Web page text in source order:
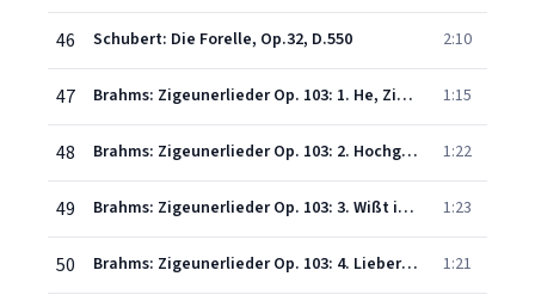
46 Schubert: Die Forelle, Op.32, D.550 2:10
47 Brahms: Zigeunerlieder Op. 103: 1. He, Zigeuner, greife in die Saiten ein! 1:15
48 Brahms: Zigeunerlieder Op. 103: 2. Hochgetürmte Rimaflut 1:22
49 Brahms: Zigeunerlieder Op. 103: 3. Wißt ihr, wann mein Kindchen 1:23
50 Brahms: Zigeunerlieder Op. 103: 4. Lieber Gott, du weißt 1:21